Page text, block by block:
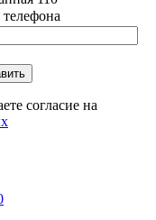
согласие на